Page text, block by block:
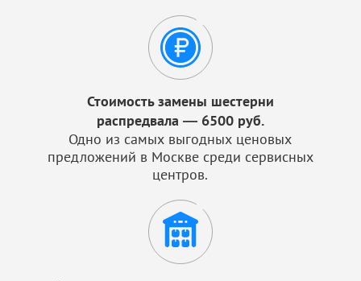
Стоимость замены шестерни
распредвала — 6500 руб.
Одно из самых выгодных ценовых
предложений в Москве среди сервисных
центров.